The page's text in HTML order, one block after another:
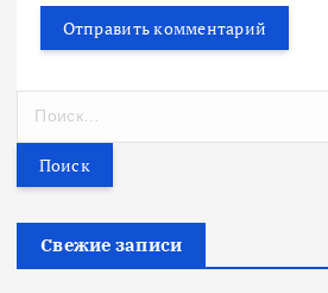
т
Свежие записи